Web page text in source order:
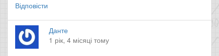
Відповісти
Данте
1 рік, 4 місяці тому